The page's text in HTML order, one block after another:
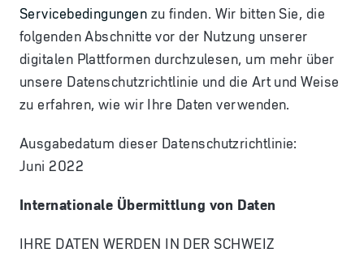
Servicebedingungen zu finden. Wir bitten Sie, die
folgenden Abschnitte vor der Nutzung unserer
digitalen Plattformen durchzulesen, um mehr über
unsere Datenschutzrichtlinie und die Art und Weise
zu erfahren, wie wir Ihre Daten verwenden.
Ausgabedatum dieser Datenschutzrichtlinie:
Juni 2022
Internationale Übermittlung von Daten
IHRE DATEN WERDEN IN DER SCHWEIZ